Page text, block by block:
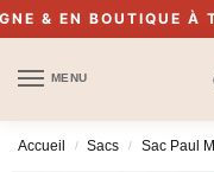
EN BOUTIQUE À
MENU
Accueil / Sacs / Sac Paul